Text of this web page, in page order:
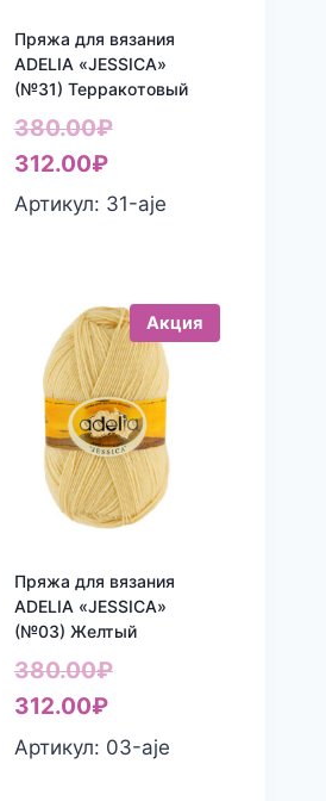
Пряжа для вязания
ADELIA «JESSICA»
(№31) Терракотовый
380.00₽Первоначальная
составляла
312.00₽Текущая
цена:
Артикул: 31-aje
Акция
Пряжа для вязания
ADELIA «JESSICA»
(№03) Желтый
380.00₽Первоначальная
составляла
312.00₽Текущая
цена:
Артикул: 03-aje